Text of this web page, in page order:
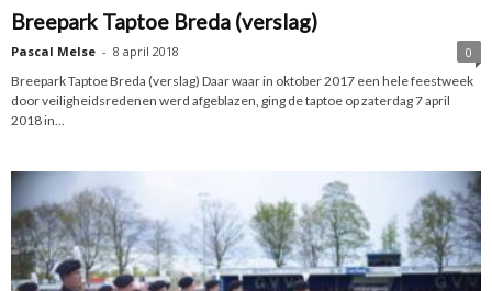
Breepark Taptoe Breda (verslag)
Pascal Melse - 8 april 2018
0
Breepark Taptoe Breda (verslag) Daar waar in oktober 2017 een hele feestweek
door veiligheidsredenen werd afgeblazen, ging de taptoe op zaterdag 7 april
2018 in...